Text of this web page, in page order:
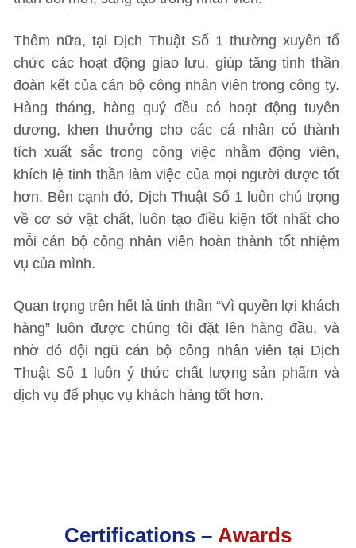
Thêm nữa, tại Dịch Thuật Số 1 thường xuyên tổ
chức các hoạt động giao lưu, giúp tăng tinh thần
đoàn kết của cán bộ công nhân viên trong công ty.
Hàng tháng, hàng quý đều có hoạt động tuyên
dương, khen thưởng cho các cá nhân có thành
tích xuất sắc trong công việc nhằm động viên,
khích lệ tinh thần làm việc của mọi người được tốt
hơn. Bên cạnh đó, Dịch Thuật Số 1 luôn chú trọng
về cơ sở vật chất, luôn tạo điều kiện tốt nhất cho
mỗi cán bộ công nhân viên hoàn thành tốt nhiệm
vụ của mình.
Quan trọng trên hết là tinh thần “Vì quyền lợi khách
hàng” luôn được chúng tôi đặt lên hàng đầu, và
nhờ đó đội ngũ cán bộ công nhân viên tại Dịch
Thuật Số 1 luôn ý thức chất lượng sản phẩm và
dịch vụ để phục vụ khách hàng tốt hơn.
Certifications – Awards